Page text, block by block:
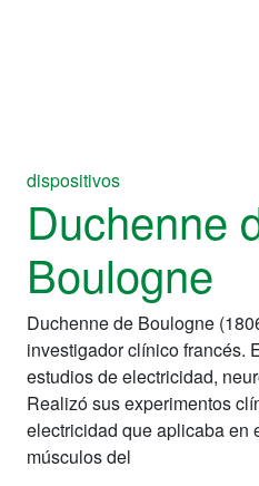
dispositivos
Duchenne
Boulogne
Duchenne de Boulogne
investigador clínico francés.
estudios de electricidad,
Realizó sus experimentos
electricidad que aplicaba en
músculos del